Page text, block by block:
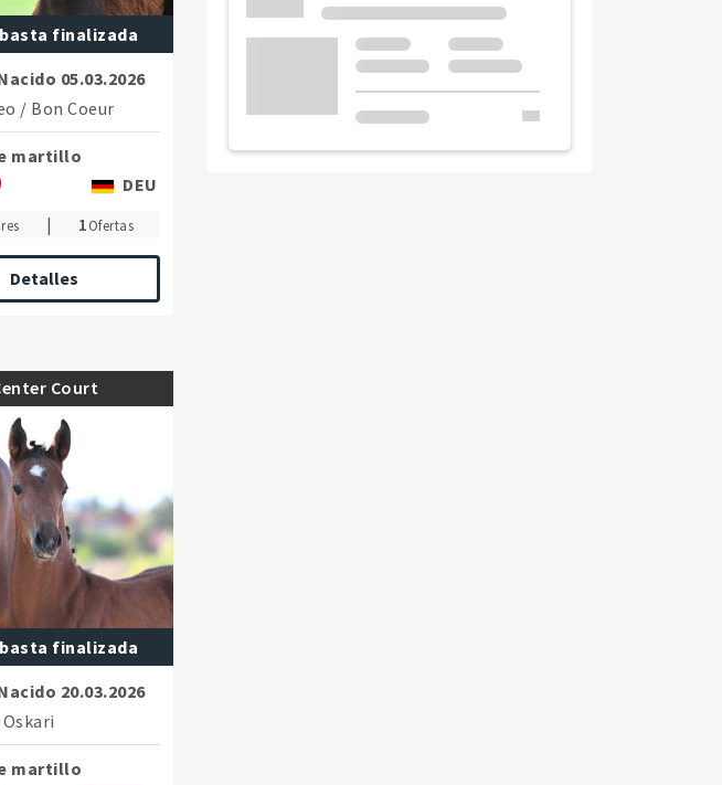
finalizada
05.03.2026
/ Bon Coeur
martillo
DEU
| 1Ofertas
Detalles
Court
sire has been one of
in show jumping.
finalizada
20.03.2026
Oskari
martillo